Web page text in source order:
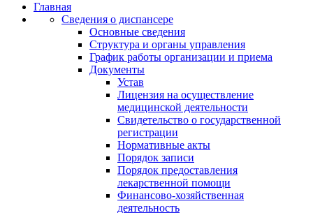
Главная
Сведения о диспансере
Основные сведения
Структура и органы управления
График работы организации и приема
Документы
Устав
Лицензия на осуществление
медицинской деятельности
Свидетельство о государственной
регистрации
Нормативные акты
Порядок записи
Порядок предоставления
лекарственной помощи
Финансово-хозяйственная
деятельность